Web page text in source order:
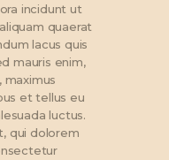
incidunt ut
quaerat
lacus quis
mauris enim,
et tellus eu
luctus.
qui dolorem